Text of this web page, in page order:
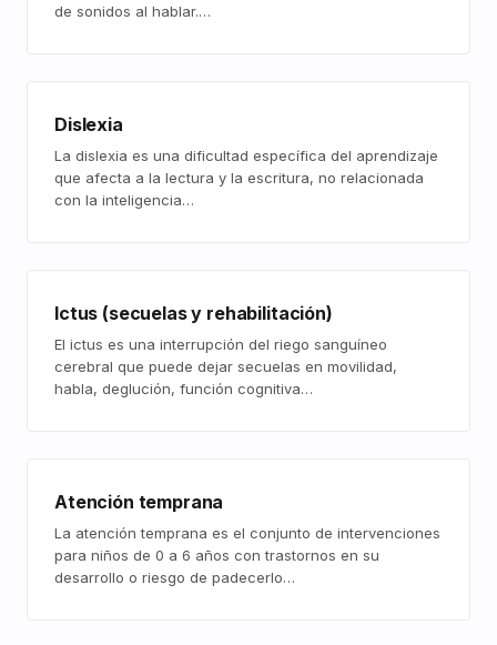
de sonidos al hablar.…
Dislexia
La dislexia es una dificultad específica del aprendizaje
que afecta a la lectura y la escritura, no relacionada
con la inteligencia…
Ictus (secuelas y rehabilitación)
El ictus es una interrupción del riego sanguíneo
cerebral que puede dejar secuelas en movilidad,
habla, deglución, función cognitiva…
Atención temprana
La atención temprana es el conjunto de intervenciones
para niños de 0 a 6 años con trastornos en su
desarrollo o riesgo de padecerlo…